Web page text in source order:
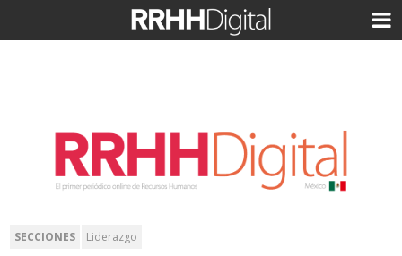
SECCIONES Liderazgo